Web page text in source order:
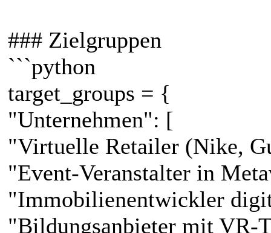
### Zielgruppen
```python
target_groups = {
"Unternehmen": [
"Virtuelle Retailer (Nike,
"Event-Veranstalter in
"Immobilienentwickler
"Bildungsanbieter mit VR-